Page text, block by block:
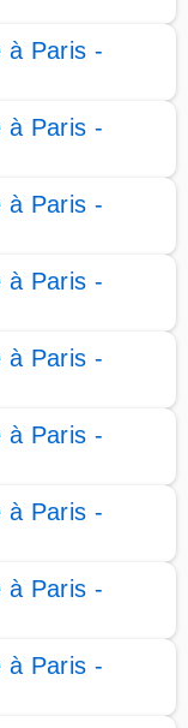
à Paris -
à Paris -
à Paris -
à Paris -
à Paris -
à Paris -
à Paris -
à Paris -
à Paris -